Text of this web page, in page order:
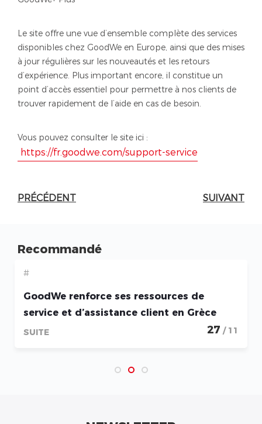
Le site offre une vue d’ensemble complète des services
disponibles chez GoodWe en Europe, ainsi que des mises
à jour régulières sur les nouveautés et les retours
d’expérience. Plus important encore, il constitue un
point d’accès essentiel pour permettre à nos clients de
trouver rapidement de l’aide en cas de besoin.
Vous pouvez consulter le site ici :
https://fr.goodwe.com/support-service
PRÉCÉDENT SUIVANT
Recommandé
#
GoodWe renforce ses ressources de
service et d’assistance client en Grèce
SUITE 27 / 11